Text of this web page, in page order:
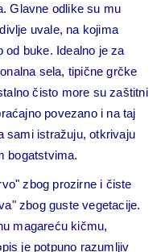
Glavne odlike su mu
uvale, na kojima
od buke. Idealno je za
sela, tipične grčke
čisto more su zaštitni
povezano i na taj
sami istražuju, otkrivaju
bogatstvima.
zbog prozirne i čiste
zbog guste vegetacije.
magareću kičmu,
je potpuno razumljiv